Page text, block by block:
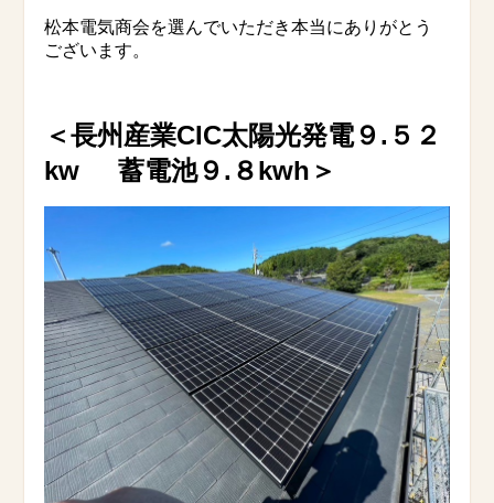
松本電気商会を選んでいただき本当にありがとう
ございます。
＜長州産業CIC太陽光発電９.５２
kw 蓄電池９.８kwh ＞